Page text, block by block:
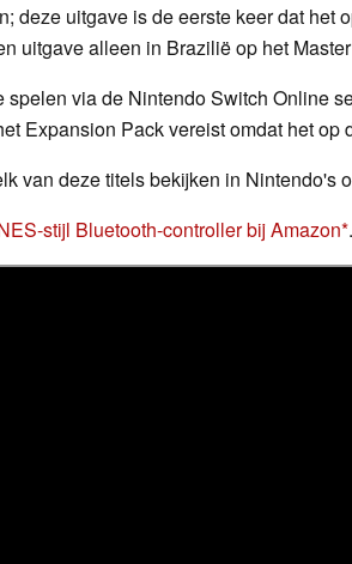
deze uitgave is de eerste keer dat het
uitgave alleen in Brazilië op het
spelen via de Nintendo Switch Online
Expansion Pack vereist omdat het op
van deze titels bekijken in Nintendo's
stijl Bluetooth-controller bij Amazon .